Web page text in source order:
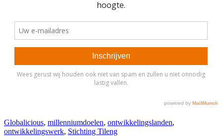
Globalicious, millenniumdoelen, ontwikkelingslanden,
ontwikkelingswerk, Stichting Tileng